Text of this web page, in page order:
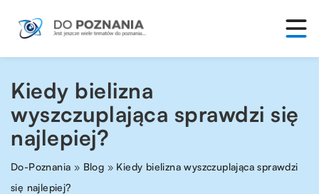
Kiedy bielizna
wyszczuplająca sprawdzi się
najlepiej?
Do-Poznania » Blog » Kiedy bielizna wyszczuplająca sprawdzi
się najlepiej?